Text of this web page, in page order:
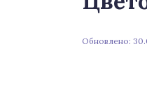
Обновлено: